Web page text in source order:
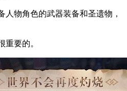
人物角色的武器装备和圣遗物，
重要的。